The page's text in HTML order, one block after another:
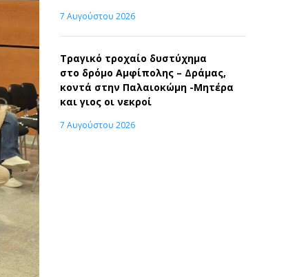
7 Αυγούστου 2026
Τραγικό τροχαίο δυστύχημα
στο δρόμο Αμφίπολης – Δράμας,
κοντά στην Παλαιοκώμη -Μητέρα
και γιος οι νεκροί
7 Αυγούστου 2026